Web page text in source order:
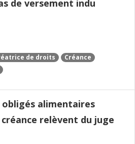
de versement indu
de droits
Créance
obligés alimentaires
relèvent du juge